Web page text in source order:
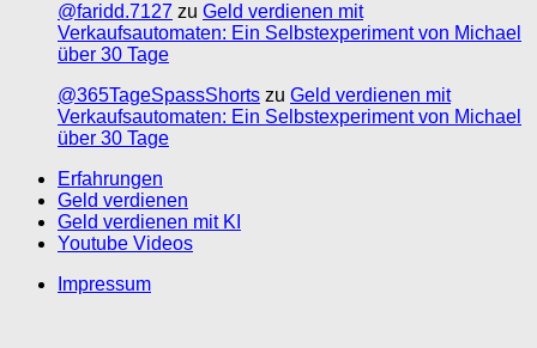
@faridd.7127 zu Geld verdienen mit
Verkaufsautomaten: Ein Selbstexperiment von Michael
über 30 Tage
@365TageSpassShorts zu Geld verdienen mit
Verkaufsautomaten: Ein Selbstexperiment von Michael
über 30 Tage
Erfahrungen
Geld verdienen
Geld verdienen mit KI
Youtube Videos
Impressum